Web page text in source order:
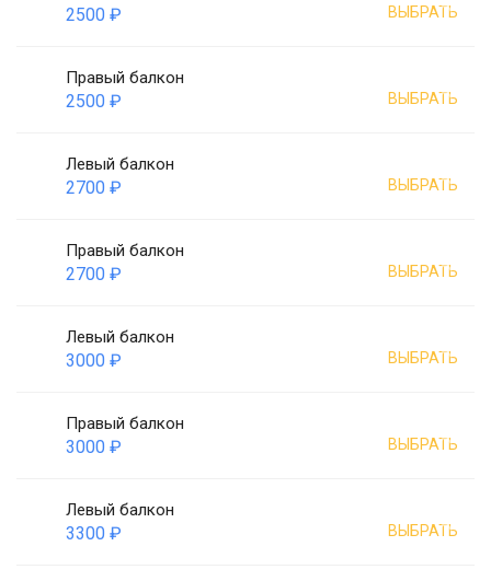
2500 ₽ ВЫБРАТЬ
Правый балкон
2500 ₽ ВЫБРАТЬ
Левый балкон
2700 ₽ ВЫБРАТЬ
Правый балкон
2700 ₽ ВЫБРАТЬ
Левый балкон
3000 ₽ ВЫБРАТЬ
Правый балкон
3000 ₽ ВЫБРАТЬ
Левый балкон
3300 ₽ ВЫБРАТЬ